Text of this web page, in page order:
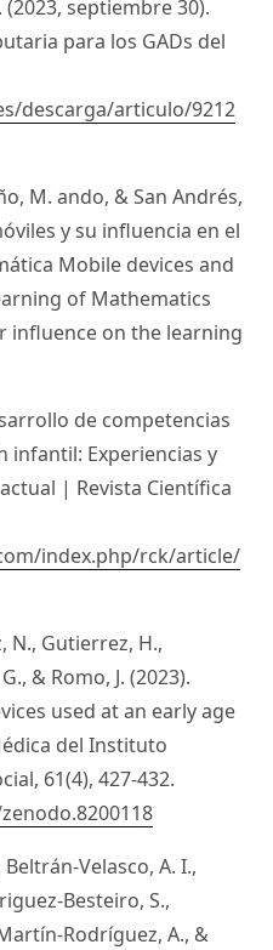
(2023, septiembre 30).
para los GADs del
descarga/articulo/9212
M. ando, & San Andrés,
y su influencia en el
Mobile devices and
of Mathematics
influence on the learning
de competencias
infantil: Experiencias y
| Revista Científica
index.php/rck/article/
N., Gutierrez, H.,
& Romo, J. (2023).
used at an early age
del Instituto
61(4), 427-432.
Beltrán-Velasco, A. I.,
Besteiro, S.,
Rodríguez, A., &